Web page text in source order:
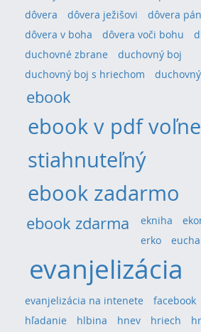
dôvera
dôvera ježišovi
dôvera
dôvera v boha
dôvera voči bohu
duchovné zbrane
duchovný boj
duchovný boj s hriechom
ebook
ebook v pdf voľne
stiahnuteľný
ebook zadarmo
ebook zdarma ekniha
erko
evanjelizácia
evanjelizácia na intenete facebook
hľadanie
hlbina hnev hriech